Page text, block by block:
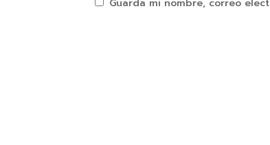
Guarda mi nombre, correo